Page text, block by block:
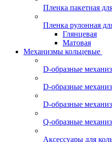
Пленка пакетная
Пленка рулонная
Глянцевая
Матовая
Механизмы кольцевые
D-образные
D-образные
D-образные
Q-образные
Аксессуары для